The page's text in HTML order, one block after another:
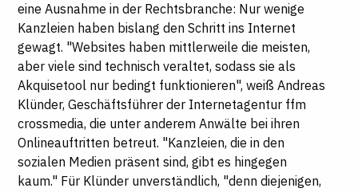
eine Ausnahme in der Rechtsbranche: Nur wenige
Kanzleien haben bislang den Schritt ins Internet
gewagt. "Websites haben mittlerweile die meisten,
aber viele sind technisch veraltet, sodass sie als
Akquisetool nur bedingt funktionieren", weiß Andreas
Klünder, Geschäftsführer der Internetagentur ffm
crossmedia, die unter anderem Anwälte bei ihren
Onlineauftritten betreut. "Kanzleien, die in den
sozialen Medien präsent sind, gibt es hingegen
kaum." Für Klünder unverständlich, "denn diejenigen,